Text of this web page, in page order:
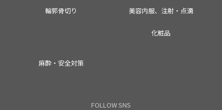
輪郭骨切り 美容内服、注射・点滴
化粧品
麻酔・安全対策
FOLLOW SNS